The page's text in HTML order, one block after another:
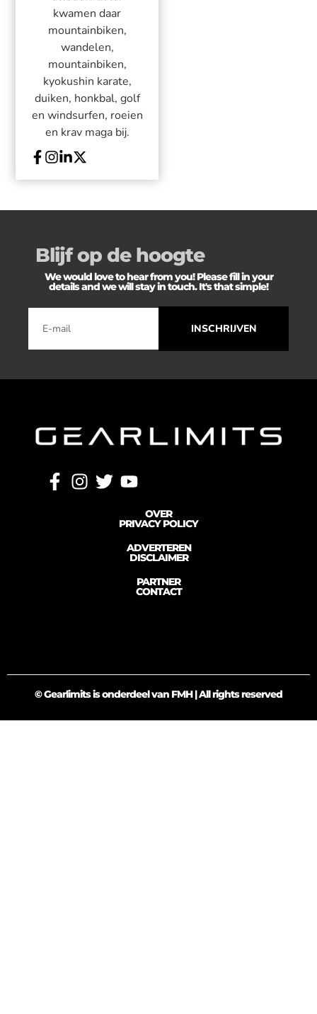
kwamen daar
mountainbiken,
wandelen,
mountainbiken,
kyokushin karate,
duiken, honkbal, golf
en windsurfen, roeien
en krav maga bij.
Blijf op de hoogte
We would love to hear from you! Please fill in your
details and we will stay in touch. It's that simple!
INSCHRIJVEN
OVER
PRIVACY POLICY
ADVERTEREN
DISCLAIMER
PARTNER
CONTACT
© Gearlimits is onderdeel van FMH | All rights reserved